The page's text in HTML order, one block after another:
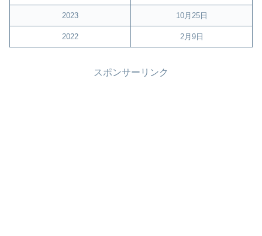
2023 10月25日
2022 2月9日
スポンサーリンク